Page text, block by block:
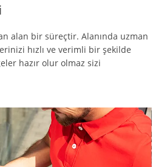
alan bir süreçtir. Alanında uzman
hızlı ve verimli bir şekilde
hazır olur olmaz sizi